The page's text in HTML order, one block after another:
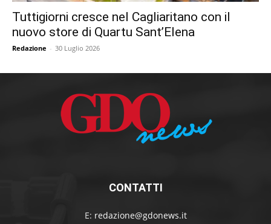
Tuttigiorni cresce nel Cagliaritano con il
nuovo store di Quartu Sant’Elena
Redazione - 30 Luglio 2026
CONTATTI
E: redazione@gdonews.it